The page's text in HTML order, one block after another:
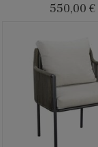
550,00 €